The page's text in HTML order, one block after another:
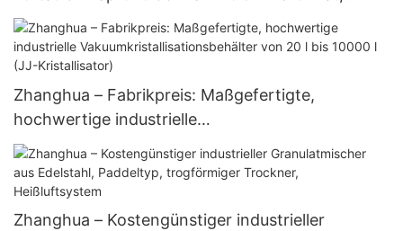
nicht-zentrifugaler Sprühtrockner,
Sprühtrocknungseinheit
Zhanghua – Fabrikpreis: Maßgefertigte,
hochwertige industrielle
Vakuumkristallisationsbehälter von 20 l bis 10000
l (JJ-Kristallisator)
Zhanghua – Kostengünstiger industrieller